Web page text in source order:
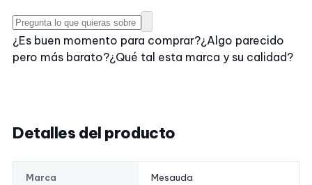
¿Es buen momento para comprar?¿Algo parecido
pero más barato?¿Qué tal esta marca y su calidad?
Detalles del producto
Marca Mesauda